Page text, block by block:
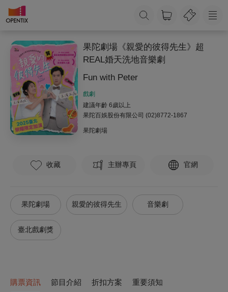
果陀劇場《親愛的彼得先生》超
REAL婚天洗地音樂劇
Fun with Peter
戲劇
建議年齡 6歲以上
果陀百娛股份有限公司 (02)8772-1867
果陀劇場
收藏 主辦專頁 官網
果陀劇場 親愛的彼得先生 音樂劇
臺北戲劇獎
購票資訊 節目介紹 折扣方案 重要須知